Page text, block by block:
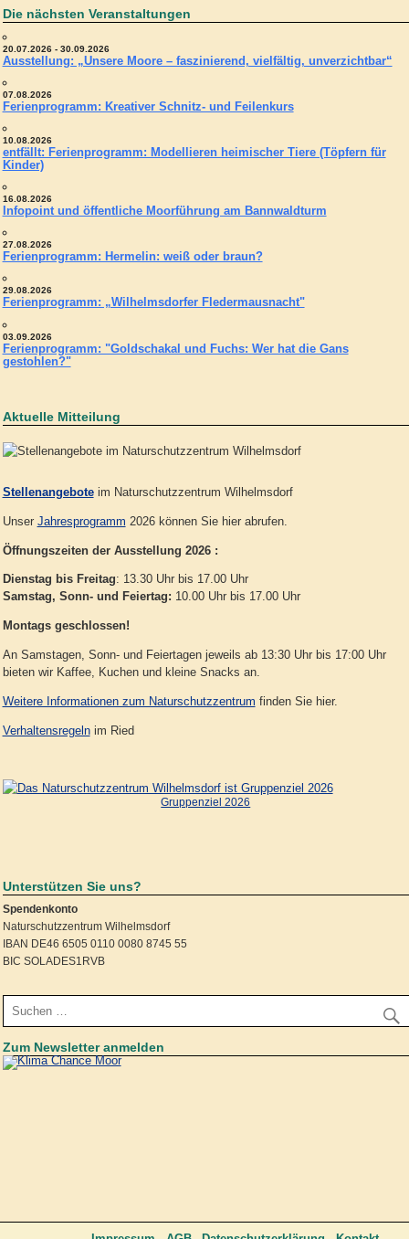
Die nächsten Veranstaltungen
20.07.2026 - 30.09.2026
Ausstellung: „Unsere Moore – faszinierend, vielfältig, unverzichtbar“
07.08.2026
Ferienprogramm: Kreativer Schnitz- und Feilenkurs
10.08.2026
entfällt: Ferienprogramm: Modellieren heimischer Tiere (Töpfern für
Kinder)
16.08.2026
Infopoint und öffentliche Moorführung am Bannwaldturm
27.08.2026
Ferienprogramm: Hermelin: weiß oder braun?
29.08.2026
Ferienprogramm: „Wilhelmsdorfer Fledermausnacht"
03.09.2026
Ferienprogramm: "Goldschakal und Fuchs: Wer hat die Gans
gestohlen?"
Aktuelle Mitteilung
Stellenangeboteim Naturschutzzentrum Wilhelmsdorf
Unser Jahresprogramm 2026 können Sie hier abrufen.
Öffnungszeiten der Ausstellung 2026 :
Dienstag bis Freitag: 13.30 Uhr bis 17.00 Uhr
Samstag, Sonn- und Feiertag: 10.00 Uhr bis 17.00 Uhr
Montags geschlossen!
An Samstagen, Sonn- und Feiertagen jeweils ab 13:30 Uhr bis 17:00 Uhr
bieten wir Kaffee, Kuchen und kleine Snacks an.
Weitere Informationen zum Naturschutzzentrum finden Sie hier.
Verhaltensregelnim Ried
Gruppenziel 2026
Unterstützen Sie uns?
Spendenkonto
Naturschutzzentrum Wilhelmsdorf
IBAN DE46 6505 0110 0080 8745 55
BIC SOLADES1RVB
Zum Newsletter anmelden